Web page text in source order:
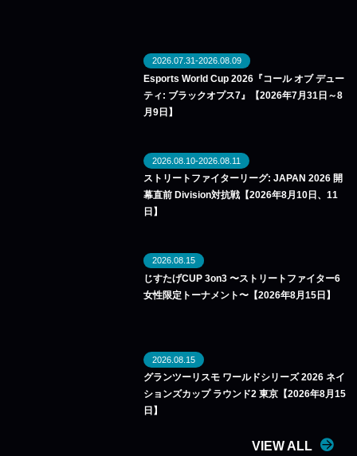
2026.07.31-2026.08.09
Esports World Cup 2026『コール オブ デュー
ティ: ブラックオプス7』【2026年7月31日～8
月9日】
2026.08.10-2026.08.11
ストリートファイターリーグ: JAPAN 2026 開
幕直前 Division対抗戦【2026年8月10日、11
日】
2026.08.15
じすたげCUP 3on3 〜ストリートファイター6
女性限定トーナメント〜【2026年8月15日】
2026.08.15
グランツーリスモ ワールドシリーズ 2026 ネイ
ションズカップ ラウンド2 東京【2026年8月15
日】
VIEW ALL